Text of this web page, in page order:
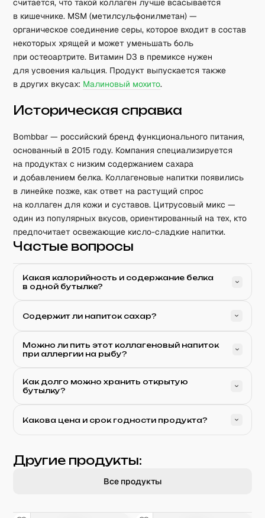
считается, что такой коллаген лучше всасывается
в кишечнике. MSM (метилсульфонилметан) —
органическое соединение серы, которое входит в состав
некоторых хрящей и может уменьшать боль
при остеоартрите. Витамин D3 в премиксе нужен
для усвоения кальция. Продукт выпускается также
в других вкусах: Малиновый мохито.
Историческая справка
Bombbar — российский бренд функционального питания,
основанный в 2015 году. Компания специализируется
на продуктах с низким содержанием сахара
и добавлением белка. Коллагеновые напитки появились
в линейке позже, как ответ на растущий спрос
на коллаген для кожи и суставов. Цитрусовый микс —
один из популярных вкусов, ориентированный на тех, кто
предпочитает освежающие кисло-сладкие напитки.
Частые вопросы
Какая калорийность и содержание белка
в одной бутылке?
Содержит ли напиток сахар?
Можно ли пить этот коллагеновый напиток
при аллергии на рыбу?
Как долго можно хранить открытую
бутылку?
Какова цена и срок годности продукта?
Другие продукты:
Все продукты